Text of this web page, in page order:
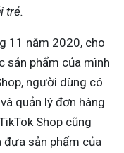
trẻ.
11 năm 2020, cho
sản phẩm của mình
người dùng có
quản lý đơn hàng
Shop cũng
sản phẩm của